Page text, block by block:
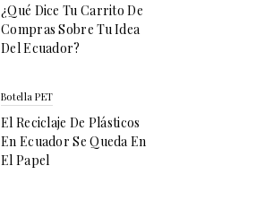
¿Qué Dice Tu Carrito De
Compras Sobre Tu Idea
Del Ecuador?
Botella PET
El Reciclaje De Plásticos
En Ecuador Se Queda En
El Papel